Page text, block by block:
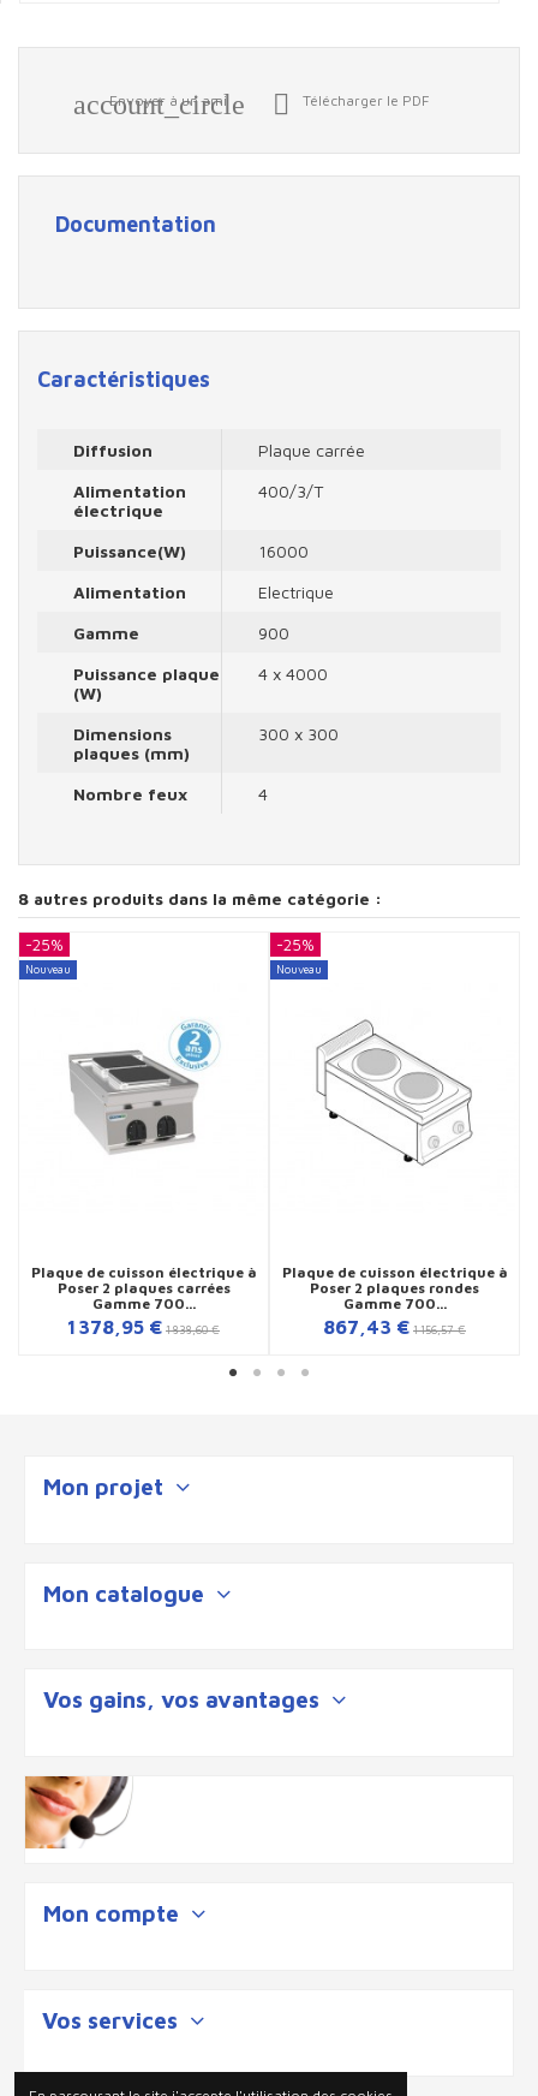
account_circle
Envoyer à un ami  Télécharger le PDF
Documentation
Caractéristiques
Diffusion
Plaque carrée
Alimentation
électrique
400/3/T
Puissance(W)
16000
Alimentation
Electrique
Gamme
900
Puissance plaque
(W)
4 x 4000
Dimensions
plaques (mm)
300 x 300
Nombre feux 4
8 autres produits dans la même catégorie :
-25%
Nouveau
Plaque de cuisson électrique à
Poser 2 plaques carrées
Gamme 700...
1 378,95 € 1 838,60 €
-25%
Nouveau
Plaque de cuisson électrique à
Poser 2 plaques rondes
Gamme 700...
867,43 € 1 156,57 €
Mon projet
Mon catalogue
Vos gains, vos avantages
Mon compte
Vos services